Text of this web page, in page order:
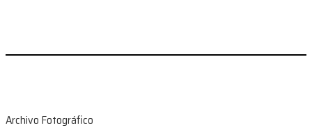
Archivo Fotográfico